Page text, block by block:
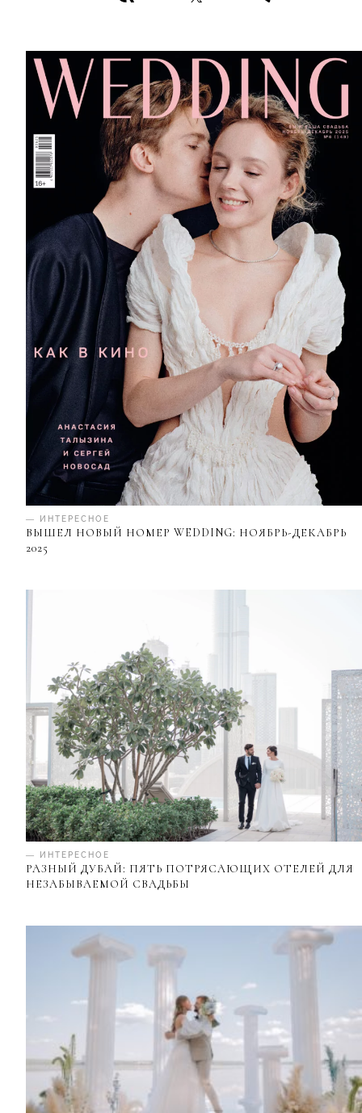
— ИНТЕРЕСНОЕ
ВЫШЕЛ НОВЫЙ НОМЕР WEDDING: НОЯБРЬ-ДЕКАБРЬ
2025
— ИНТЕРЕСНОЕ
РАЗНЫЙ ДУБАЙ: ПЯТЬ ПОТРЯСАЮЩИХ ОТЕЛЕЙ ДЛЯ
НЕЗАБЫВАЕМОЙ СВАДЬБЫ